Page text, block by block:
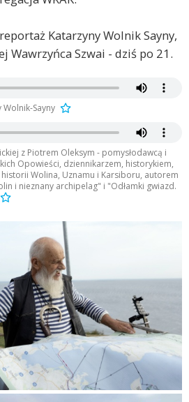
Katarzyny Wolnik Sayny,
Wawrzyńca Szwai - dziś po 21.
Sayny
z Piotrem Oleksym - pomysłodawcą i
Opowieści, dziennikarzem, historykiem,
Wolina, Uznamu i Karsiboru, autorem
i nieznany archipelag" i "Odłamki gwiazd.